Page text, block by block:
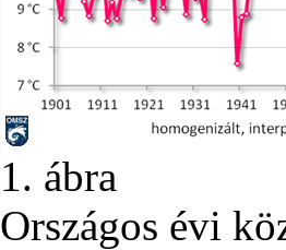
1. ábra
Országos évi